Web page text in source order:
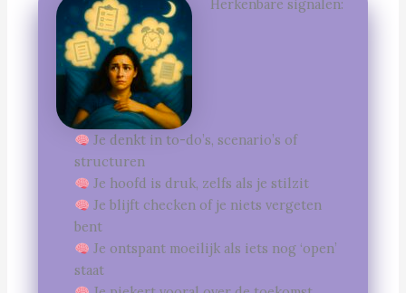
Herkenbare signalen:
Je denkt in to-do’s, scenario’s of
structuren
Je hoofd is druk, zelfs als je stilzit
Je blijft checken of je niets vergeten
bent
Je ontspant moeilijk als iets nog ‘open’
staat